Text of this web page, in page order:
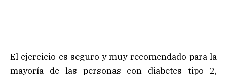
El ejercicio es seguro y muy recomendado para la
mayoría de las personas con diabetes tipo 2,